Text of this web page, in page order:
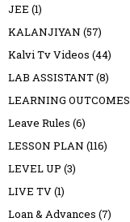
JEE (1)
KALANJIYAN (57)
Kalvi Tv Videos (44)
LAB ASSISTANT(8)
LEARNING OUTCOMES
Leave Rules (6)
LESSON PLAN (116)
LEVEL UP (3)
LIVE TV(1)
Loan & Advances (7)